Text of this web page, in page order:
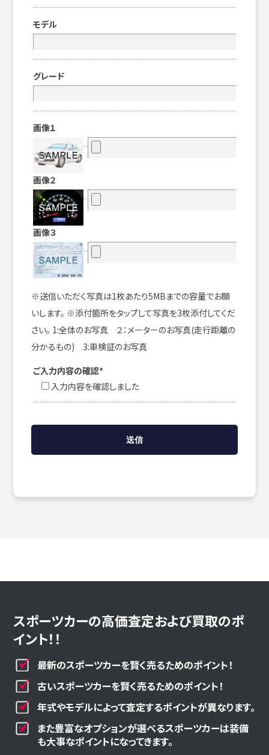
モデル
グレード
画像１
画像２
画像３
※送信いただく写真は1枚あたり5MBまでの容量でお願
いします。 ※添付箇所をタップして写真を3枚添付してくだ
さい。 1:全体のお写真 ２：メーターのお写真(走行距離の
分かるもの) 3:車検証のお写真
ご入力内容の確認*
入力内容を確認しました
スポーツカーの高価査定および買取のポ
イント！！
最新のスポーツカーを賢く売るためのポイント！
古いスポーツカーを賢く売るためのポイント！
年式やモデルによって査定するポイントが異なります。
また豊富なオプションが選べるスポーツカーは装備
も大事なポイントになってきます。